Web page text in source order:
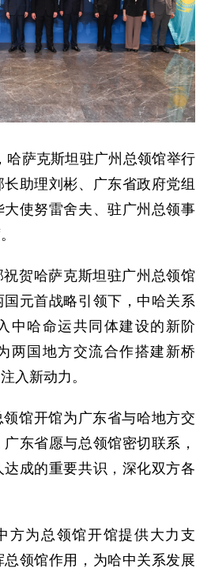
哈萨克斯坦驻广州总领馆举行
助理刘彬、广东省政府党组
使努雷舍夫、驻广州总领事
贺哈萨克斯坦驻广州总领馆
元首战略引领下，中哈关系
中哈命运共同体建设的新阶
两国地方交流合作搭建新桥
入新动力。
领馆开馆为广东省与哈地方交
东省愿与总领馆密切联系，
成的重要共识，深化双方各
方为总领馆开馆提供大力支
领馆作用，为哈中关系发展